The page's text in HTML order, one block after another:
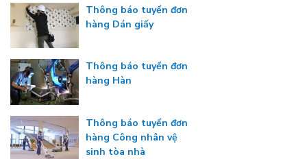
Thông báo tuyển đơn
hàng Dán giấy
Thông báo tuyển đơn
hàng Hàn
Thông báo tuyển đơn
hàng Công nhân vệ
sinh tòa nhà